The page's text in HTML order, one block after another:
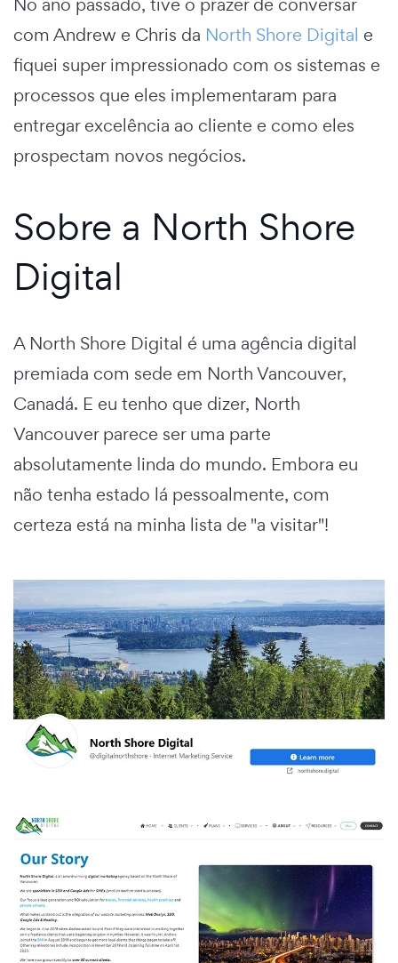
com Andrew e Chris da North Shore Digital e
fiquei super impressionado com os sistemas e
processos que eles implementaram para
entregar excelência ao cliente e como eles
prospectam novos negócios.
Sobre a North Shore
Digital
A North Shore Digital é uma agência digital
premiada com sede em North Vancouver,
Canadá. E eu tenho que dizer, North
Vancouver parece ser uma parte
absolutamente linda do mundo. Embora eu
não tenha estado lá pessoalmente, com
certeza está na minha lista de "a visitar"!